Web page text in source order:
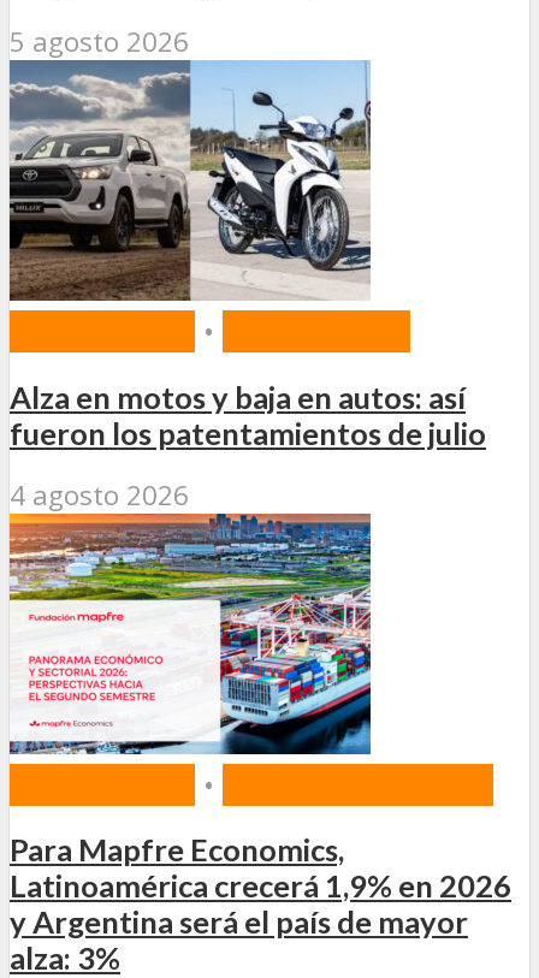
5 agosto 2026
•
Alza en motos y baja en autos: así
fueron los patentamientos de julio
4 agosto 2026
•
Para Mapfre Economics,
Latinoamérica crecerá 1,9% en 2026
y Argentina será el país de mayor
alza: 3%